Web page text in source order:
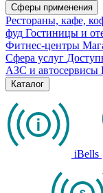
Сферы применения
Рестораны, кафе,
фуд Гостиницы и
Фитнес-центры
Сфера услуг
АЗС и автосервисы
Каталог
iBells